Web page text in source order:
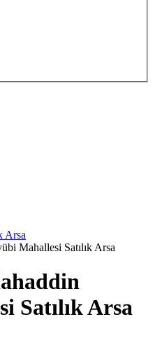
Arsa
Mahallesi Satılık Arsa
Satılık Arsa